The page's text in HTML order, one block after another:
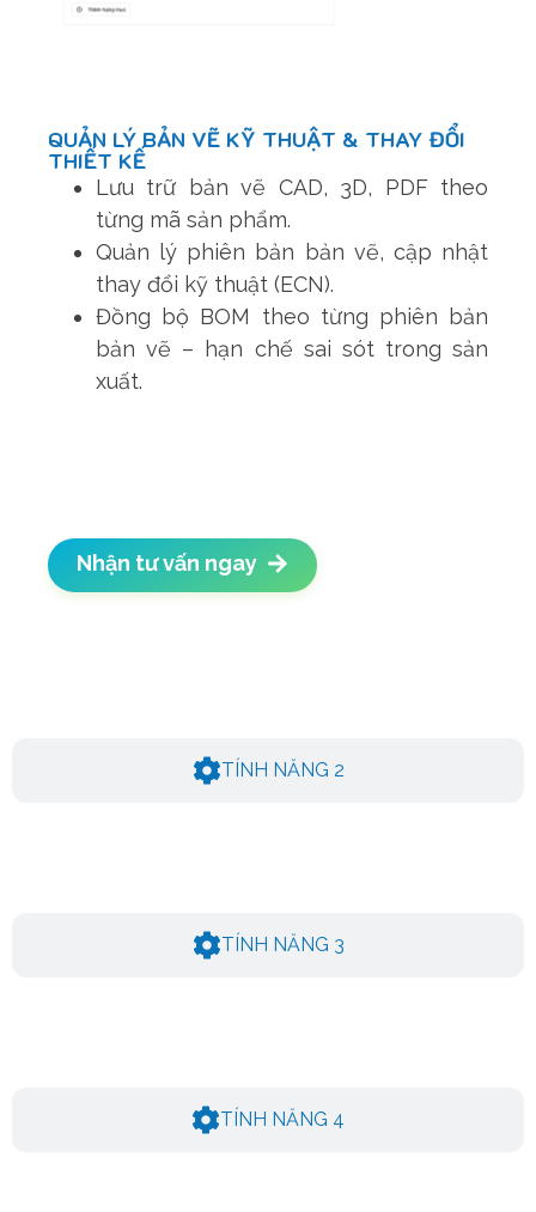
TÍNH NĂNG 2
TÍNH NĂNG 3
TÍNH NĂNG 4
QUẢN LÝ BẢN VẼ KỸ THUẬT & THAY ĐỔI
THIẾT KẾ
Lưu trữ bản vẽ CAD, 3D, PDF theo
từng mã sản phẩm.
Quản lý phiên bản bản vẽ, cập nhật
thay đổi kỹ thuật (ECN).
Đồng bộ BOM theo từng phiên bản
bản vẽ – hạn chế sai sót trong sản
xuất.
Nhận tư vấn ngay